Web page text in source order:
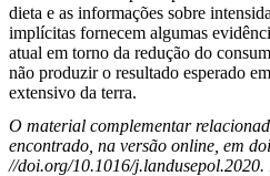
dieta e as informações sobre
implícitas fornecem algumas
atual em torno da redução do
não produzir o resultado esperado
extensivo da terra.
O material complementar
encontrado, na versão online, em
//doi.org/10.1016/j.landusepol.2020.